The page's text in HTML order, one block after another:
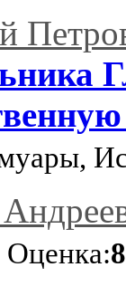
Оценка: